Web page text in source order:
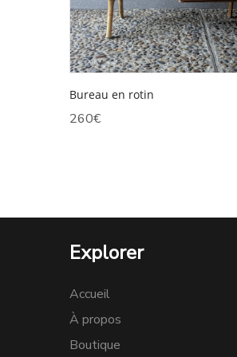
Bureau en rotin
260€
Explorer
Accueil
À propos
Boutique